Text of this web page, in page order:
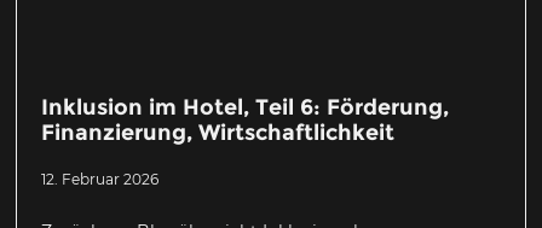
Inklusion im Hotel, Teil 6: Förderung,
Finanzierung, Wirtschaftlichkeit
12. Februar 2026